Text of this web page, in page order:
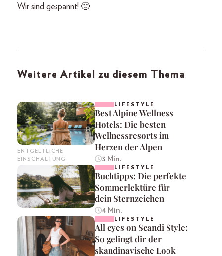
Wir sind gespannt! 🙂
Weitere Artikel zu diesem Thema
ENTGELTLICHE
EINSCHALTUNG
LIFESTYLE
Best Alpine Wellness
Hotels: Die besten
Wellnessresorts im
Herzen der Alpen
3 Min.
LIFESTYLE
Buchtipps: Die perfekte
Sommerlektüre für
dein Sternzeichen
4 Min.
LIFESTYLE
All eyes on Scandi Style:
So gelingt dir der
skandinavische Look